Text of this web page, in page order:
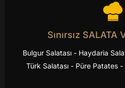
Sınırsız SALATA
Bulgur Salatası - Haydaria
Türk Salatası - Püre Patates -